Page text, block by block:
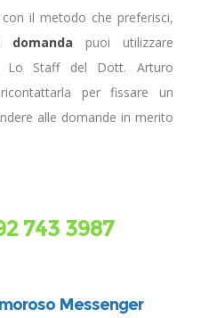
il metodo che preferisci,
puoi utilizzare
Lo Staff del Dott. Arturo
per fissare un
alle domande in merito
743 3987
Messenger